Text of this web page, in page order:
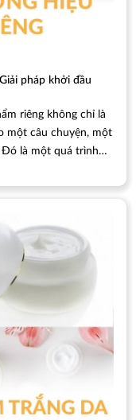
pháp khởi đầu
riêng không chỉ là
một câu chuyện, một
Đó là một quá trình
lý.